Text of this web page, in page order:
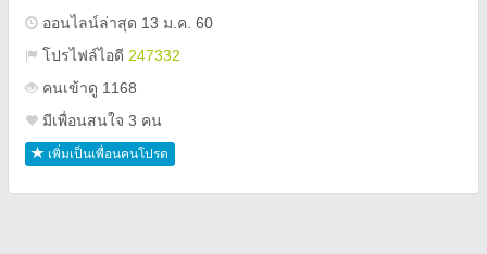
ออนไลน์ล่าสุด 13 ม.ค. 60
โปรไฟล์ไอดี 247332
คนเข้าดู 1168
มีเพื่อนสนใจ 3 คน
เพิ่มเป็นเพื่อนคนโปรด